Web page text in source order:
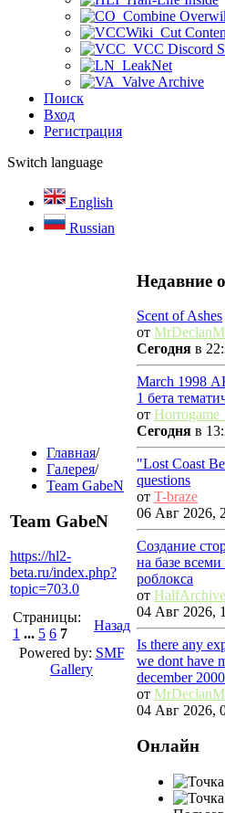
Combine
Cut
VCC Discord
LeakNet
Valve Archive
Поиск
Вход
Регистрация
Switch language
English
Russian
Главная/
Галерея/
Team GabeN
Team GabeN
https://hl2-
beta.ru/index.php?
topic=703.0
Страницы:
1 ... 5 6 7
Назад
Powered by: SMF
Gallery
Недавние
Scent of Ashes
от
Сегодня в
March 1998
1 бета
от
Сегодня в
"Lost Coast
questions
от T-braze
06 Авг 2026,
Создание
на базе
роблокса
от HalfArchive
04 Авг 2026,
Is there any
we dont have
december
от
04 Авг 2026,
Онлайн